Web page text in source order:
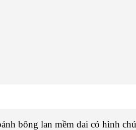
bông lan mềm dai có hình chú